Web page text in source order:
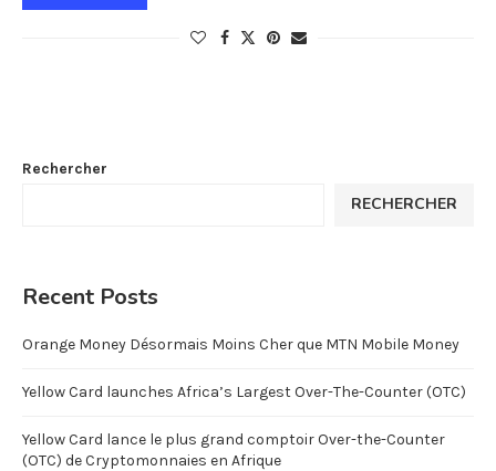
Rechercher
RECHERCHER
Recent Posts
Orange Money Désormais Moins Cher que MTN Mobile Money
Yellow Card launches Africa’s Largest Over-The-Counter (OTC)
Yellow Card lance le plus grand comptoir Over-the-Counter
(OTC) de Cryptomonnaies en Afrique